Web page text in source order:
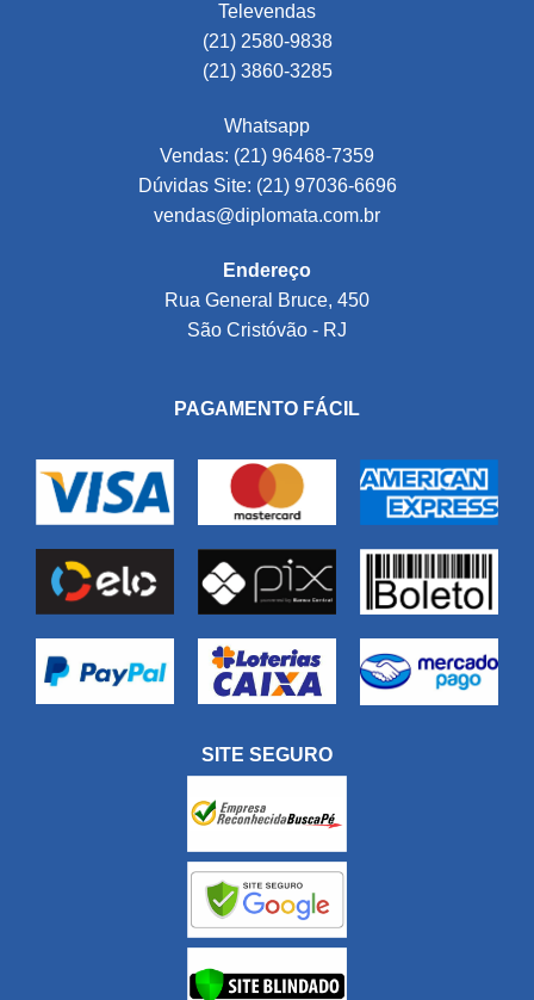
Televendas
(21) 2580-9838
(21) 3860-3285
Whatsapp
Vendas: (21) 96468-7359
Dúvidas Site: (21) 97036-6696
vendas@diplomata.com.br
Endereço
Rua General Bruce, 450
São Cristóvão - RJ
PAGAMENTO FÁCIL
SITE SEGURO